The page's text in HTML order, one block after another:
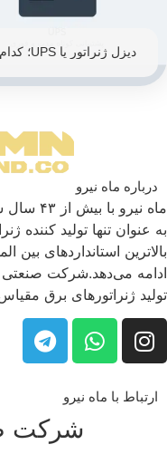
دیزل ژنراتور یا UPS؛ کدام برای قطعی برق مناسب‌تر است؟
درباره ماه نیرو
ماه
به عنوان تنها تولید كننده
بالاترین استانداردهای
تولید ژنراتورهای برق
ارتباط با ماه نیرو
شرکت